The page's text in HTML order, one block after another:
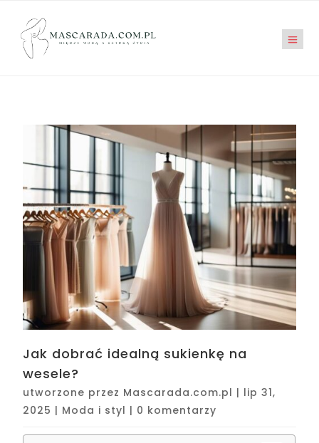
Jak dobrać idealną sukienkę na
wesele?
utworzone przez Mascarada.com.pl | lip 31,
2025 | Moda i styl | 0 komentarzy